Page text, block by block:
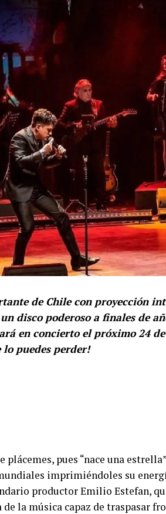
de Chile con proyección
disco poderoso a finales de
en concierto el próximo 24
puedes perder!
plácemes, pues “nace una
imprimiéndoles su
productor Emilio Estefan,
la música capaz de traspasar